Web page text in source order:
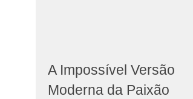
A Impossível Versão
Moderna da Paixão